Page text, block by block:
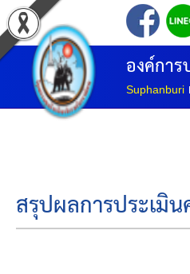
องค์กา
Suphanburi
หน้าแรก
ประวัติ อบจ
โครงสร้างองค์กร
สรุปผลการประเมิ